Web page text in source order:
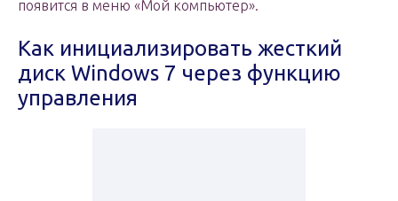
появится в меню «Мой компьютер».
Как инициализировать жесткий
диск Windows 7 через функцию
управления